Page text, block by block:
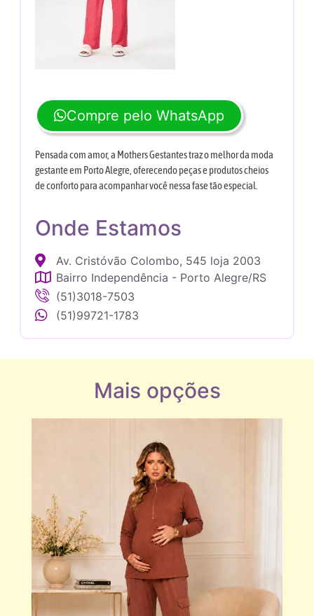
Compre pelo WhatsApp
Pensada com amor, a Mothers Gestantes traz o melhor da moda
gestante em Porto Alegre, oferecendo peças e produtos cheios
de conforto para acompanhar você nessa fase tão especial.
Onde Estamos
Av. Cristóvão Colombo, 545 loja 2003
Bairro Independência - Porto Alegre/RS
(51)3018-7503
(51)99721-1783
Mais opções